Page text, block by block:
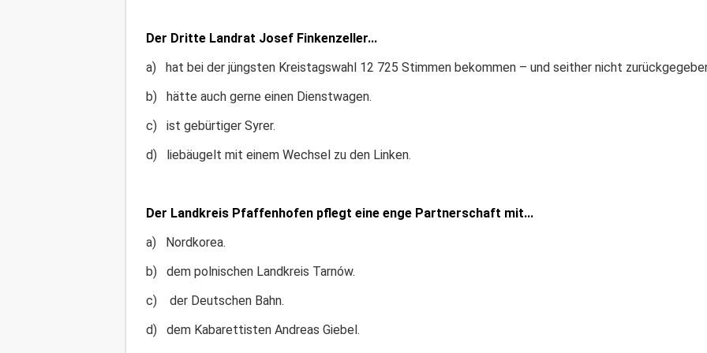
Der Dritte Landrat Josef Finkenzeller...
a) hat bei der jüngsten Kreistagswahl 12 725 Stimmen bekommen – und seither nicht
b) hätte auch gerne einen Dienstwagen.
c) ist gebürtiger Syrer.
d) liebäugelt mit einem Wechsel zu den Linken.
Der Landkreis Pfaffenhofen pflegt eine enge Partnerschaft mit...
a) Nordkorea.
b) dem polnischen Landkreis Tarnów.
c) der Deutschen Bahn.
d) dem Kabarettisten Andreas Giebel.